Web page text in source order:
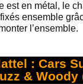
est en métal, le
ensemble
l’ensemble.
: Cars
& Woody